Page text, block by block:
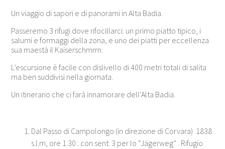
Un viaggio di sapori e di panorami in Alta Badia.
Passeremo 3 rifugi dove rifocillarci: un primo piatto tipico, i
salumi e formaggi della zona, e uno dei piatti per eccellenza
sua maestà il Kaiserschmrrn.
L’escursione è facile con dislivello di 400 metri totali di salita
ma ben suddivisi nella giornata.
Un itinerario che ci farà innamorare dell’Alta Badia.
Dal Passo di Campolongo (in direzione di Corvara) 1838
s.l.m, ore 1.30 : con sent. 3 per lo “Jägerweg” . Rifugio